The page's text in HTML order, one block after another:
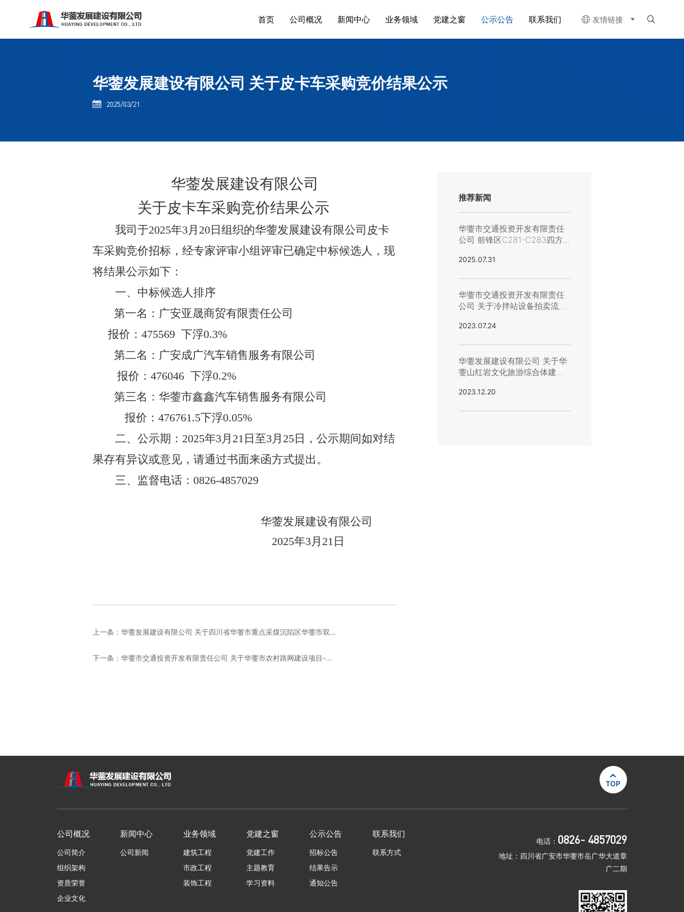
首页 公司概况 新闻中心 业务领域 党建之窗 公示公告 联系我们  友情链接 
华蓥发展建设有限公司 关于皮卡车采购竞价结果公示
 2025/03/21
华蓥发展建设有限公司
关于皮卡车采购竞价结果公示
我司于2025年3 月 20日组织的华蓥发展建设有限公司皮卡
车采购竞价招标 ，经专家评审小组评审已确定中标候选人，现
将结果公示如下：
一、中标候选人排序
第一名 ：广安亚晟商贸有限责任公司
报价：475569下浮0.3%
第二名： 广安成广汽车销售服务有限公司
报价：476046下浮0.2%
第三名：华蓥市鑫鑫汽车销售服务有限公司
报价：476761.5下浮0.05%
二、公示期： 2025年3 月 21日至3 月 25日 ，公示期间如对结
果存有异议或意见，请通过书面来函方式提出。
三、监督电话 ：0826-4857029
华蓥发展建设有限公司
2025年3 月 21日
上一条：华蓥发展建设有限公司 关于四川省华蓥市重点采煤沉陷区华蓥市双...
下一条：华蓥市交通投资开发有限责任公司 关于华蓥市农村路网建设项目-...
推荐新闻
华蓥市交通投资开发有限责任
公司 前锋区C281-C283四方
路基、管涵和绿化（人工及机
2025.07.31
华蓥市交通投资开发有限责任
公司 关于冷拌站设备拍卖流标
2023.07.24
华蓥发展建设有限公司 关于华
蓥山红岩文化旅游综合体建设
料含安装采购 （C包）招标结
2023.12.20

TOP
公司概况
公司简介
组织架构
资质荣誉
企业文化
新闻中心
公司新闻
业务领域
建筑工程
市政工程
装饰工程
党建之窗
党建工作
主题教育
学习资料
公示公告
招标公告
结果告示
通知公告
联系我们
联系方式
电话： 0826- 4857029
地址：四川省广安市华蓥市岳广华大道章
广二期